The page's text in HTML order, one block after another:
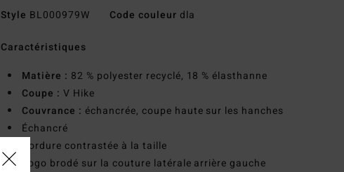
Style BL000979W Code couleur dla
Caractéristiques
Matière : 82 % polyester recyclé, 18 % élasthanne
Coupe : V Hike
Couvrance : échancrée, coupe haute sur les hanches
Échancré
Bordure contrastée à la taille
Logo brodé sur la couture latérale arrière gauche